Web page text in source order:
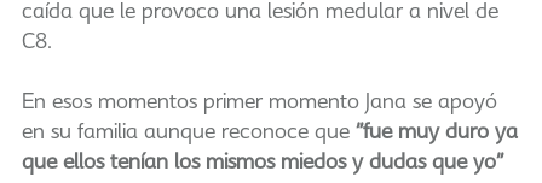
caída que le provoco una lesión medular a nivel de
C8.
En esos momentos primer momento Jana se apoyó
en su familia aunque reconoce que "fue muy duro ya
que ellos tenían los mismos miedos y dudas que yo"